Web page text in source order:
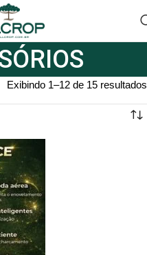
Exibindo 1–12 de 15 resultados